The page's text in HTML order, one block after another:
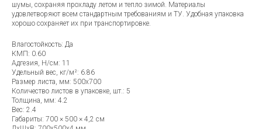
шумы, сохраняя прохладу летом и тепло зимой. Материалы
удовлетворяют всем стандартным требованиям и ТУ. Удобная упаковка
хорошо сохраняет их при транспортировке.
Влагостойкость: Да
КМП: 0.60
Адгезия, Н/см: 11
Удельный вес, кг/м²: 6.86
Размер листа, мм: 500x700
Количество листов в упаковке, шт.: 5
Толщина, мм: 4.2
Вес: 2.4
Габариты: 700 × 500 × 4,2 см